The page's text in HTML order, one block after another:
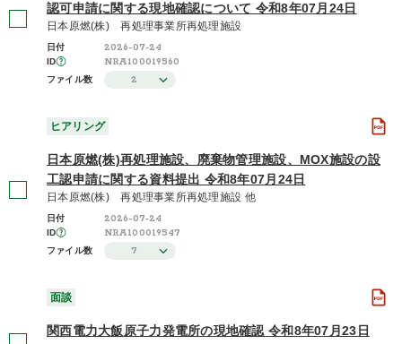
認可申請に関する現地確認について 令和8年07月24日
日本原燃(株) 再処理事業所再処理施設
日付 2026-07-24
ID NRA100019560
ファイル数 2
ヒアリング
日本原燃(株)再処理施設、廃棄物管理施設、MOX施設の設
工認申請に関する資料提出 令和8年07月24日
日本原燃(株) 再処理事業所再処理施設 他
日付 2026-07-24
ID NRA100019547
ファイル数 7
面談
関西電力大飯原子力発電所の現地確認 令和8年07月23日